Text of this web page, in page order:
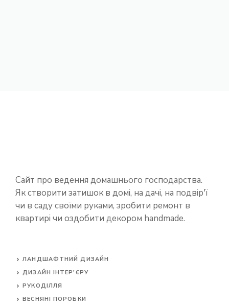
Сайт про ведення домашнього господарства.
Як створити затишок в домі, на дачі, на подвір'ї
чи в саду своїми руками, зробити ремонт в
квартирі чи оздобити декором handmade.
ЛАНДШАФТНИЙ ДИЗАЙН
ДИЗАЙН ІНТЕР'ЄРУ
РУКОДІЛЛЯ
ВЕСНЯНІ ПОРОБКИ